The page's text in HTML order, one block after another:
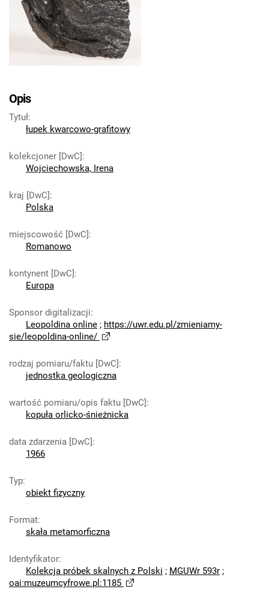
Opis
Tytuł:
łupek kwarcowo-grafitowy
kolekcjoner [DwC]:
Wojciechowska, Irena
kraj [DwC]:
Polska
miejscowość [DwC]:
Romanowo
kontynent [DwC]:
Europa
Sponsor digitalizacji:
Leopoldina online ; https://uwr.edu.pl/zmieniamy-
sie/leopoldina-online/
rodzaj pomiaru/faktu [DwC]:
jednostka geologiczna
wartość pomiaru/opis faktu [DwC]:
kopuła orlicko-śnieżnicka
data zdarzenia [DwC]:
1966
Typ:
obiekt fizyczny
Format:
skała metamorficzna
Identyfikator:
Kolekcja próbek skalnych z Polski ; MGUWr 593r ;
oai:muzeumcyfrowe.pl:1185